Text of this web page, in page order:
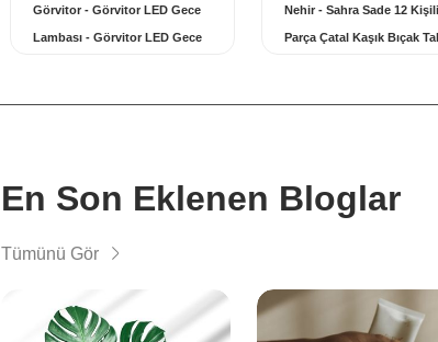
şık ve taşınabilir kıl ...daha
fazlası...
Görvitor - Görvitor LED Gece
Lambası - Görvitor LED Gece
dayanıklı. 72 parçalık
12 ki ...daha fazlası...
Nehir - Sahra Sade 12
Parça Çatal Kaşık Bıçak
En Son Eklenen Bloglar
Tümünü Gör